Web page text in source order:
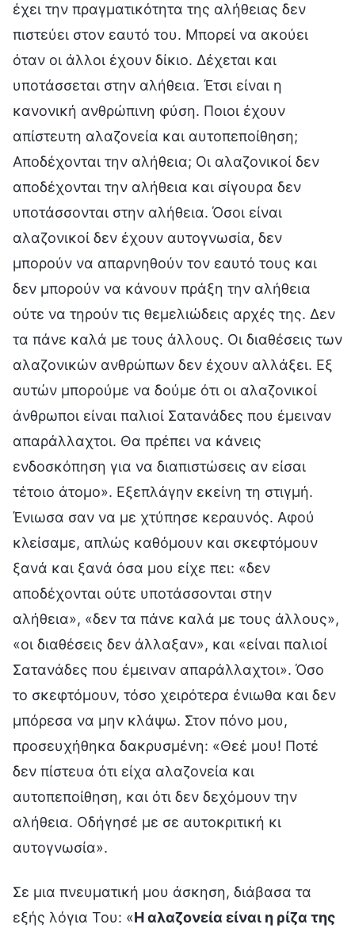
έχει την πραγματικότητα της αλήθειας δεν
πιστεύει στον εαυτό του. Μπορεί να ακούει
όταν οι άλλοι έχουν δίκιο. Δέχεται και
υποτάσσεται στην αλήθεια. Έτσι είναι η
κανονική ανθρώπινη φύση. Ποιοι έχουν
απίστευτη αλαζονεία και αυτοπεποίθηση;
Αποδέχονται την αλήθεια; Οι αλαζονικοί δεν
αποδέχονται την αλήθεια και σίγουρα δεν
υποτάσσονται στην αλήθεια. Όσοι είναι
αλαζονικοί δεν έχουν αυτογνωσία, δεν
μπορούν να απαρνηθούν τον εαυτό τους και
δεν μπορούν να κάνουν πράξη την αλήθεια
ούτε να τηρούν τις θεμελιώδεις αρχές της. Δεν
τα πάνε καλά με τους άλλους. Οι διαθέσεις των
αλαζονικών ανθρώπων δεν έχουν αλλάξει. Εξ
αυτών μπορούμε να δούμε ότι οι αλαζονικοί
άνθρωποι είναι παλιοί Σατανάδες που έμειναν
απαράλλαχτοι. Θα πρέπει να κάνεις
ενδοσκόπηση για να διαπιστώσεις αν είσαι
τέτοιο άτομο». Εξεπλάγην εκείνη τη στιγμή.
Ένιωσα σαν να με χτύπησε κεραυνός. Αφού
κλείσαμε, απλώς καθόμουν και σκεφτόμουν
ξανά και ξανά όσα μου είχε πει: «δεν
αποδέχονται ούτε υποτάσσονται στην
αλήθεια», «δεν τα πάνε καλά με τους άλλους»,
«οι διαθέσεις δεν άλλαξαν», και «είναι παλιοί
Σατανάδες που έμειναν απαράλλαχτοι». Όσο
το σκεφτόμουν, τόσο χειρότερα ένιωθα και δεν
μπόρεσα να μην κλάψω. Στον πόνο μου,
προσευχήθηκα δακρυσμένη: «Θεέ μου! Ποτέ
δεν πίστευα ότι είχα αλαζονεία και
αυτοπεποίθηση, και ότι δεν δεχόμουν την
αλήθεια. Οδήγησέ με σε αυτοκριτική κι
αυτογνωσία».
Σε μια πνευματική μου άσκηση, διάβασα τα
εξής λόγια Του: «Η αλαζονεία είναι η ρίζα της